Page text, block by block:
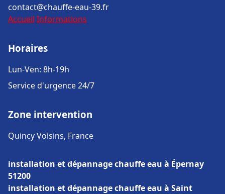
contact@chauffe-eau-39.fr
Accueil Informations
Horaires
Lun-Ven: 8h-19h
Service d'urgence 24/7
Zone intervention
Quincy Voisins, France
installation et dépannage chauffe eau à Épernay
51200
installation et dépannage chauffe eau à Saint